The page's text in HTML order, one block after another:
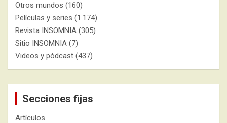
Otros mundos (160)
Películas y series (1.174)
Revista INSOMNIA (305)
Sitio INSOMNIA (7)
Videos y pódcast (437)
Secciones fijas
Artículos